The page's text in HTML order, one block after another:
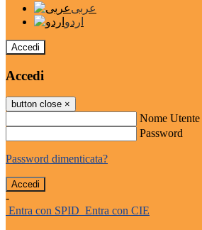
عربى
اردو
Accedi
Accedi
button close ×
Nome Utente
Password
Password dimenticata?
-
Entra con SPID Entra con CIE